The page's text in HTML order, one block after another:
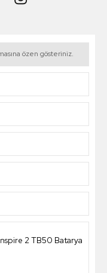
özen gösteriniz.